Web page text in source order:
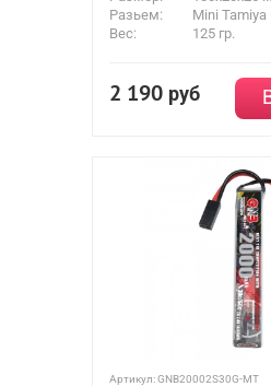
Разьем:
Mini Tamiya
Вес:
125 гр.
2 190 руб
Артикул:GNB20002S30G-MT